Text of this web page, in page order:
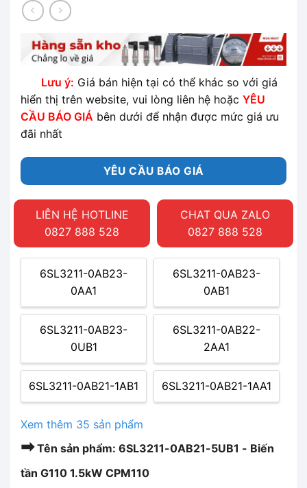
Lưu ý: Giá bán hiện tại có thể khác so với giá
hiển thị trên website, vui lòng liên hệ hoặc YÊU
CẦU BÁO GIÁ bên dưới để nhận được mức giá ưu
đãi nhất
YÊU CẦU BÁO GIÁ
LIÊN HỆ HOTLINE
0827 888 528
CHAT QUA ZALO
0827 888 528
6SL3211-0AB23-
0AA1
6SL3211-0AB23-
0AB1
6SL3211-0AB23-
0UB1
6SL3211-0AB22-
2AA1
6SL3211-0AB21-1AB1 6SL3211-0AB21-1AA1
Xem thêm 35 sản phẩm
➡Tên sản phẩm: 6SL3211-0AB21-5UB1 - Biến
tần G110 1.5kW CPM110